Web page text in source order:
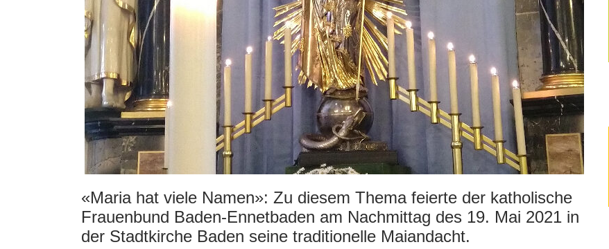
«Maria hat viele Namen»: Zu diesem Thema feierte der katholische
Frauenbund Baden-Ennetbaden am Nachmittag des 19. Mai 2021 in
der Stadtkirche Baden seine traditionelle Maiandacht.